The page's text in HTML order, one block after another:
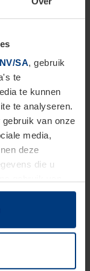
SA, gebruik
te
te kunnen
te analyseren.
van onze
media,
deze
die u
op uw
alle andere
Uw
uitleg van de
te denken aan
op
je poort. Dat
kampen met
van je